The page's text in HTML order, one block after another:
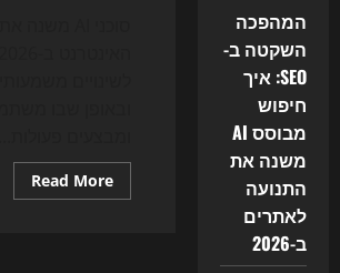
Read More
more
המהפכה
השקטה ב-
SEO: איך
חיפוש
מבוסס AI
משנה את
התנועה
לאתרים
ב-2026